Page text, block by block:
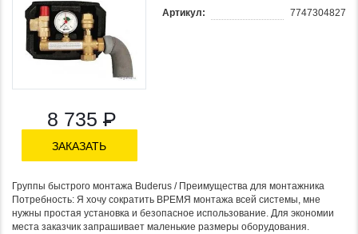
8 735 Р
ЗАКАЗАТЬ
Артикул: 7747304827
Группы быстрого монтажа Buderus / Преимущества для монтажника
Потребность: Я хочу сократить ВРЕМЯ монтажа всей системы, мне
нужны простая установка и безопасное использование. Для экономии
места заказчик запрашивает маленькие размеры оборудования.